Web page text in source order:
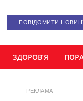
ПОВІДОМИТИ
ЗДОРОВ’Я
РЕКЛАМА